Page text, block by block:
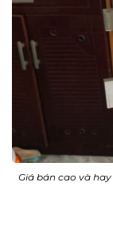
Giá bán cao và